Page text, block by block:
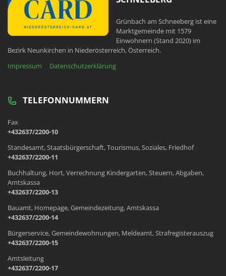
Grünbach am Schneeberg ist eine
Marktgemeinde mit 1579
Einwohnern (Stand 2020) im
Bezirk Neunkirchen in Niederösterreich, Österreich.
Impressum
Datenschutzerklärung
TELEFONNUMMERN
Fax
+432637/2200-10
Standesamt, Staatsbürgerschaft, Tourismus, Soziales, Friedhof
+432637/2200-11
Buchhaltung, Hort, Verrechnung Kindergarten, Steuern, Abgaben,
Amtskassa
+432637/2200-13
Bauamt, Homepage, Gemeindezeitung, Amtskassa
+432637/2200-14
Bürgerservice, Gemeindewohnungen, Meldeamt, Strafregisterauszug
+432637/2200-15
Amtsleitung
+432637/2200-17